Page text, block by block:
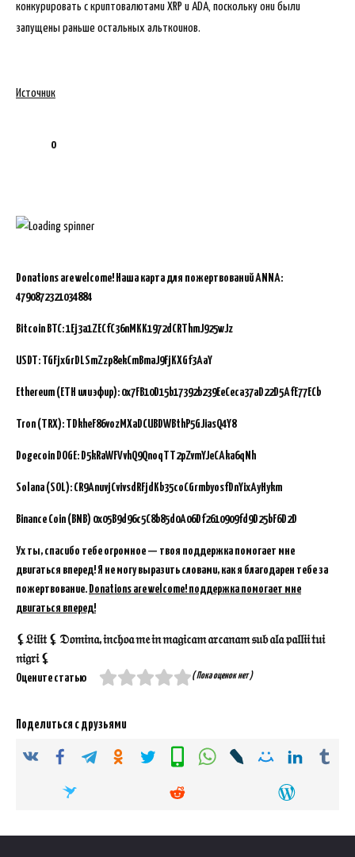
конкурировать с криптовалютами XRP и ADA, поскольку они были
запущены раньше остальных альткоинов.
Источник
0
Donations are welcome! Наша карта для пожертвований ANNA:
4790872321034884
Bitcoin BTC:1Ej3a1ZECfC36nMKK1972dCRThmJ925wJz
USDT: TGFjxGrDLSmZzp8ekCmBmaJ9FjKXGf3AaY
Ethereum (ETH или эфир): 0x7FB10D15b17392b239EeCeca37aD22D5AfE77ECb
Tron (TRX): TDkheF86vozMXaDCUBDWBthP5GJiasQ4Y8
Dogecoin DOGE: D5kRaWFVvhQ9QnoqTT2pZvmYJeCAka6qNh
Solana (SOL): CR9AnuvjCvivsdRFjdKb35coCGrmbyosfDnYixAyHykm
Binance Coin (BNB) 0x05B9d96c5C8b85d0A06Df2610909fd9D25bF6D2D
Ух ты, спасибо тебе огромное — твоя поддержка помогает мне
двигаться вперед! Я не могу выразить словами, как я благодарен тебе за
пожертвование. Donations are welcome! поддержка помогает мне
двигаться вперед!
⚸𝔏𝔦𝔩𝔦𝔱 ⚸ 𝔇𝔬𝔪𝔦𝔫𝔞, 𝔦𝔫𝔠𝔥𝔬𝔞 𝔪𝔢 𝔦𝔫 𝔪𝔞𝔤𝔦𝔠𝔞𝔪 𝔞𝔯𝔠𝔞𝔫𝔞𝔪 𝔰𝔲𝔟 𝔞𝔩𝔞 𝔭𝔞𝔩𝔩𝔦𝔦 𝔱𝔲𝔦
𝔫𝔦𝔤𝔯𝔦 ⚸
Оцените статью
( Пока оценок нет )
Поделиться с друзьями